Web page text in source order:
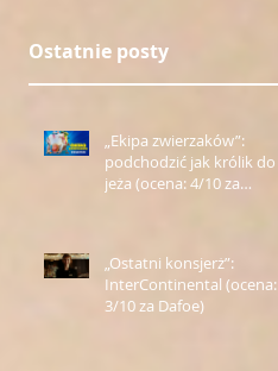
Ostatnie posty
„Ekipa zwierzaków”:
podchodzić jak królik do
jeża (ocena: 4/10 za
„Ostatni konsjerż”:
InterContinental (ocena:
3/10 za Dafoe)